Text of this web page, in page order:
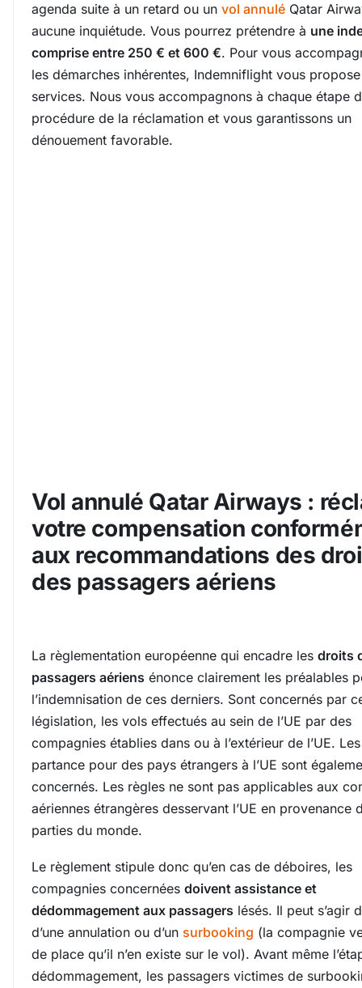
agenda suite à un retard ou un vol annulé Qatar
aucune inquiétude. Vous pourrez prétendre à une
comprise entre 250 € et 600 €. Pour vous
les démarches inhérentes, Indemniflight vous
services. Nous vous accompagnons à chaque étape
procédure de la réclamation et vous garantissons un
dénouement favorable.
Vol annulé Qatar Airways :
votre compensation
aux recommandations des
des passagers aériens
La règlementation européenne qui encadre les droits
passagers aériens énonce clairement les préalables
l’indemnisation de ces derniers. Sont concernés par
législation, les vols effectués au sein de l’UE par des
compagnies établies dans ou à l’extérieur de l’UE.
partance pour des pays étrangers à l’UE sont
concernés. Les règles ne sont pas applicables aux
aériennes étrangères desservant l’UE en provenance
parties du monde.
Le règlement stipule donc qu’en cas de déboires, les
compagnies concernées doivent assistance et
dédommagement aux passagers lésés. Il peut s’agir
d’une annulation ou d’un surbooking (la compagnie
de place qu’il n’en existe sur le vol). Avant même
dédommagement, les passagers victimes de